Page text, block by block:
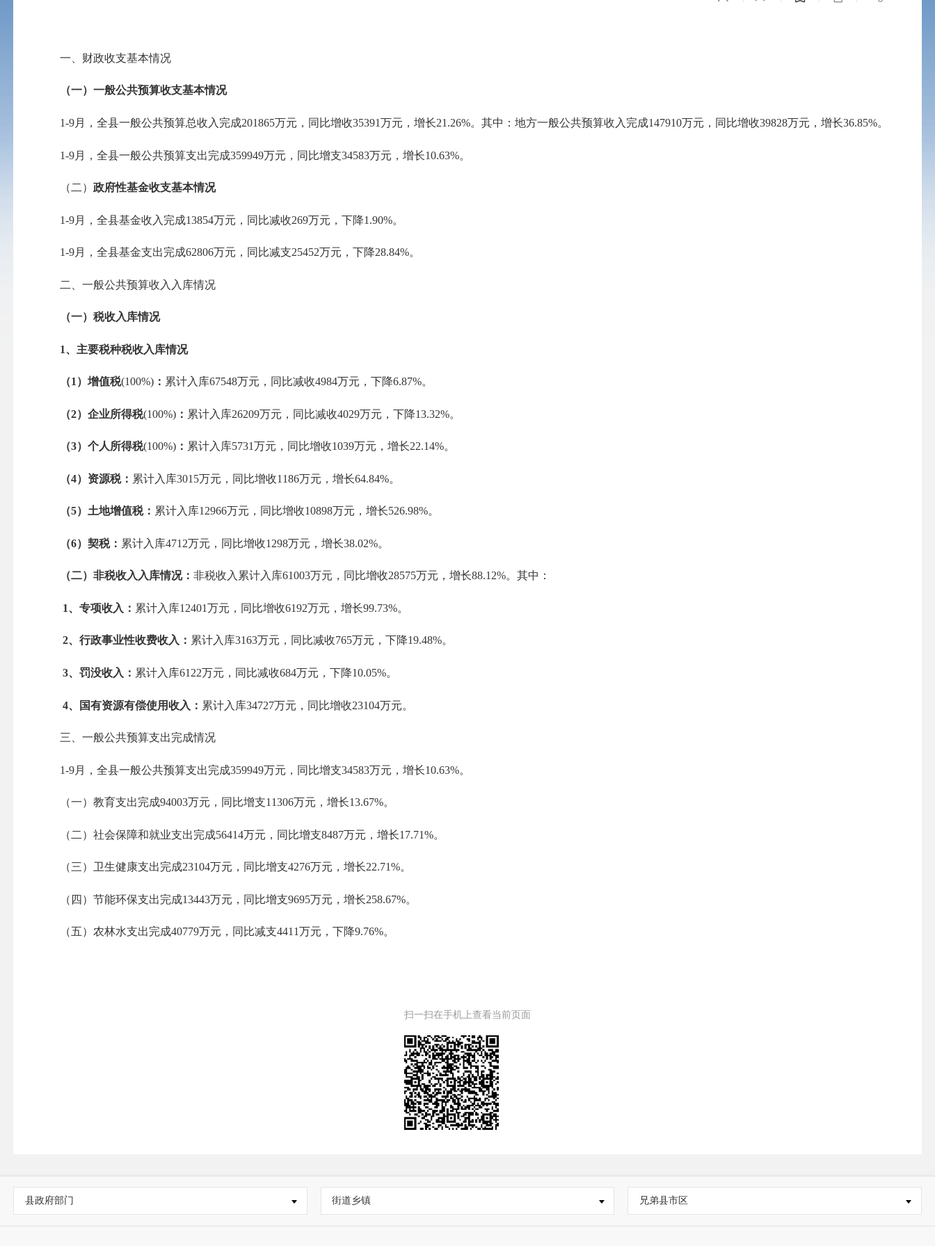
一、财政收支基本情况
（一）一般公共预算收支基本情况
1-9月，全县一般公共预算总收入完成201865万元，同比增收35391万元，增长21.26%。其中：地方一般公共预算收入完成147910万元，同比增收39828万元，增长36.85%。
1-9月，全县一般公共预算支出完成359949万元，同比增支34583万元，增长10.63%。
（二）政府性基金收支基本情况
1-9月，全县基金收入完成13854万元，同比减收269万元，下降1.90%。
1-9月，全县基金支出完成62806万元，同比减支25452万元，下降28.84%。
二、一般公共预算收入入库情况
（一）税收入库情况
1、主要税种税收入库情况
（1 ）增值税(100%) ： 累计入库67548万元，同比减收4984万元，下降6.87%。
（2）企业所得税(100%) ： 累计入库26209万元，同比减收4029万元，下降13.32%。
（3）个人所得税(100%) ： 累计入库5731万元，同比增收1039万元，增长22.14%。
（4） 资源税： 累计入库3015万元，同比增收1186万元，增长64.84%。
（5）土地增值税： 累计入库12966万元，同比增收10898万元，增长526.98%。
（6）契税： 累计入库4712万元，同比增收1298万元，增长38.02%。
（二）非税收入入库情况：非税收入累计入库61003万元，同比增收28575万元，增长88.12%。其中：
1、专项收入： 累计入库12401万元，同比增收6192万元，增长99.73%。
2、行政事业性收费收入： 累计入库3163万元，同比减收765万元，下降19.48%。
3、罚没收入： 累计入库6122万元，同比减收684万元，下降10.05%。
4、国有资源有偿使用收入： 累计入库34727万元，同比增收23104万元。
三、一般公共预算支出完成情况
1-9月，全县一般公共预算支出完成359949万元，同比增支34583万元，增长10.63%。
（一）教育支出完成94003万元，同比增支11306万元，增长13.67%。
（二）社会保障和就业支出完成56414万元，同比增支8487万元，增长17.71%。
（三）卫生健康支出完成23104万元，同比增支4276万元，增长22.71%。
（四）节能环保支出完成13443万元，同比增支9695万元，增长258.67%。
（五）农林水支出完成40779万元，同比减支4411万元，下降9.76%。
扫一扫在手机上查看当前页面
县政府部门 街道乡镇 兄弟县市区